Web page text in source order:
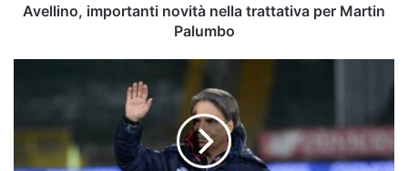
Avellino, importanti novità nella trattativa per Martin
Palumbo
Lecce: